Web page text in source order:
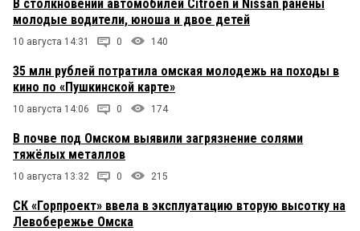
В столкновении автомобилей Citroen и Nissan ранены
молодые водители, юноша и двое детей
10 августа 14:31 0 140
35 млн рублей потратила омская молодежь на походы в
кино по «Пушкинской карте»
10 августа 14:06 0 174
В почве под Омском выявили загрязнение солями
тяжёлых металлов
10 августа 13:32 0 215
СК «Горпроект» ввела в эксплуатацию вторую высотку на
Левобережье Омска